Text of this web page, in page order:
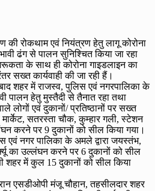
की रोकथाम एवं नियंत्रण हेतु लागू कोरोना
ढंग से पालन सुनिश्चित किया जा रहा
के साथ ही कोरोना गाइडलाइन का
सख्त कार्यवाही की जा रही हैं।
शहर में राजस्व, पुलिस एवं नगरपालिका के
पालन हेतु मुस्तैदी से तैनात रहा तथा
लोगों एवं दुकानों/ प्रतिष्ठानों पर सख्त
सतरस्ता चौक, कुम्हार गली, स्टेशन
करने पर 9 दुकानों को सील किया गया।
एवं नगर पालिका के अमले द्वारा जयस्तंभ,
का उल्लंघन करने पर 6 दुकानों को सील
शहर में कुल 15 दुकानों को सील किया
एसडीओपी मंजू चौहान, तहसीलदार शहर